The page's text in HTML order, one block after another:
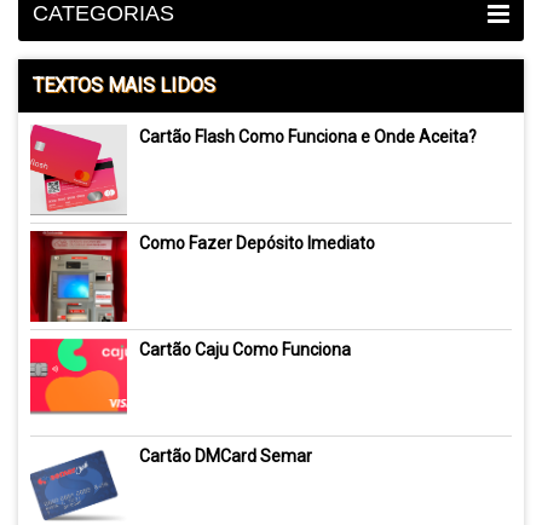
CATEGORIAS
TEXTOS MAIS LIDOS
Cartão Flash Como Funciona e Onde Aceita?
Como Fazer Depósito Imediato
Cartão Caju Como Funciona
Cartão DMCard Semar